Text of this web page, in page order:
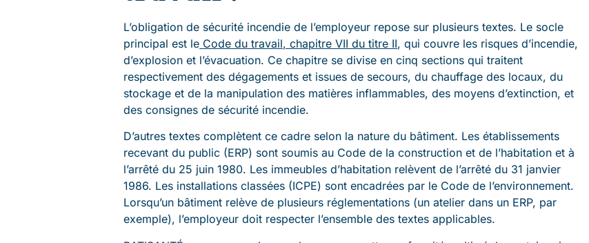
L’obligation de sécurité incendie de l’employeur repose sur plusieurs textes. Le socle
principal est le Code du travail, chapitre VII du titre II, qui couvre les risques d’incendie,
d’explosion et l’évacuation. Ce chapitre se divise en cinq sections qui traitent
respectivement des dégagements et issues de secours, du chauffage des locaux, du
stockage et de la manipulation des matières inflammables, des moyens d’extinction, et
des consignes de sécurité incendie.
D’autres textes complètent ce cadre selon la nature du bâtiment. Les établissements
recevant du public (ERP) sont soumis au Code de la construction et de l’habitation et à
l’arrêté du 25 juin 1980. Les immeubles d’habitation relèvent de l’arrêté du 31 janvier
1986. Les installations classées (ICPE) sont encadrées par le Code de l’environnement.
Lorsqu’un bâtiment relève de plusieurs réglementations (un atelier dans un ERP, par
exemple), l’employeur doit respecter l’ensemble des textes applicables.